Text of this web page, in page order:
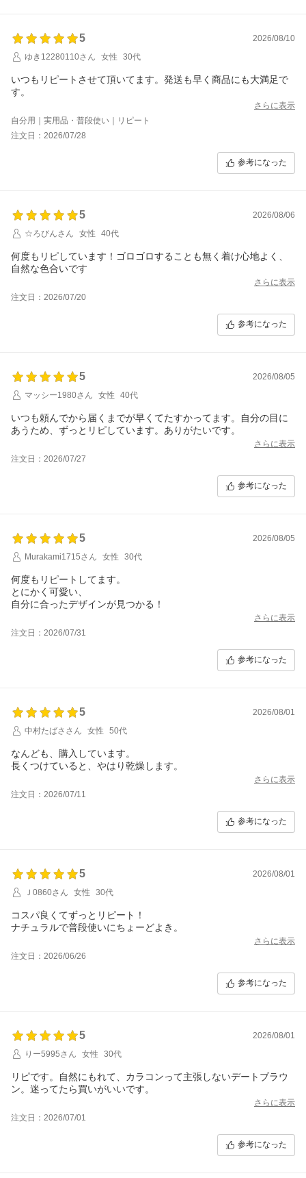
5
2026/08/10
ゆき12280110さん
女性 30代
いつもリピートさせて頂いてます。発送も早く商品にも大満足で
す。
さらに表示
自分用｜実用品・普段使い｜リピート
注文日：2026/07/28
参考になった
5
2026/08/06
☆ろびんさん
女性 40代
何度もリピしています！ゴロゴロすることも無く着け心地よく、
自然な色合いです
さらに表示
注文日：2026/07/20
参考になった
5
2026/08/05
マッシー1980さん
女性 40代
いつも頼んでから届くまでが早くてたすかってます。自分の目に
あうため、ずっとリピしています。ありがたいです。
さらに表示
注文日：2026/07/27
参考になった
5
2026/08/05
Murakami1715さん
女性 30代
何度もリピートしてます。
とにかく可愛い、
自分に合ったデザインが見つかる！
さらに表示
注文日：2026/07/31
参考になった
5
2026/08/01
中村たばささん
女性 50代
なんども、購入しています。
長くつけていると、やはり乾燥します。
さらに表示
注文日：2026/07/11
参考になった
5
2026/08/01
Ｊ0860さん
女性 30代
コスパ良くてずっとリピート！
ナチュラルで普段使いにちょーどよき。
さらに表示
注文日：2026/06/26
参考になった
5
2026/08/01
りー5995さん
女性 30代
リピです。自然にもれて、カラコンって主張しないデートブラウ
ン。迷ってたら買いがいいです。
さらに表示
注文日：2026/07/01
参考になった